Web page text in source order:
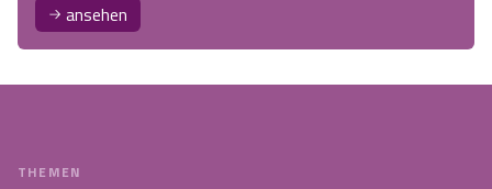
ansehen
THEMEN